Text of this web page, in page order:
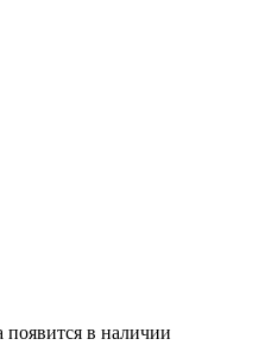
в наличии